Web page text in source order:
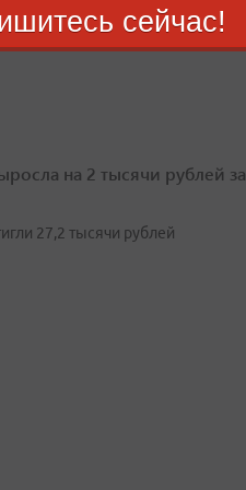
— три
на 2 тысячи рублей за
27,2 тысячи рублей
сейчас!